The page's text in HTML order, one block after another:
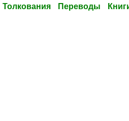
Толкования Переводы